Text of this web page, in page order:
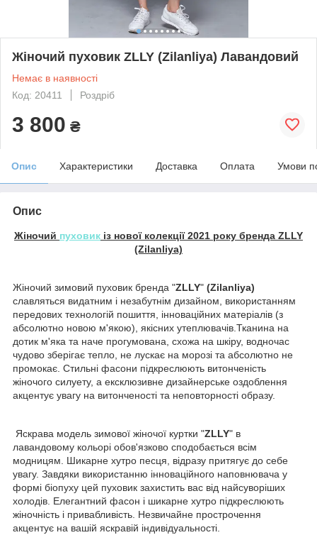
Жіночий пуховик ZLLY (Zilanliya) Лавандовий
Немає в наявності
Код: 20411
Роздріб
3 800 ₴
Опис Характеристики Доставка Оплата Умови
Опис
Жіночий пуховик із нової колекції 2021 року бренда ZLLY
(Zilanliya)
Жіночий зимовий пуховик бренда "ZLLY" (Zilanliya)
славляться видатним і незабутнім дизайном, використанням
передових технологій пошиття, інноваційних матеріалів (з
абсолютно новою м'якою), якісних утеплювачів.Тканина на
дотик м'яка та наче прогумована, схожа на шкіру, водночас
чудово зберігає тепло, не лускає на морозі та абсолютно не
промокає. Стильні фасони підкреслюють витонченість
жіночого силуету, а ексклюзивне дизайнерське оздоблення
акцентує увагу на витонченості та неповторності образу.
Яскрава модель зимової жіночої куртки "ZLLY" в
лавандовому кольорі обов'язково сподобається всім
модницям. Шикарне хутро песця, відразу притягує до себе
увагу. Завдяки використанню інноваційного наповнювача у
формі біопуху цей пуховик захистить вас від найсуворіших
холодів. Елегантний фасон і шикарне хутро підкреслюють
жіночність і привабливість. Незвичайне прострочення
акцентує на вашій яскравій індивідуальності.